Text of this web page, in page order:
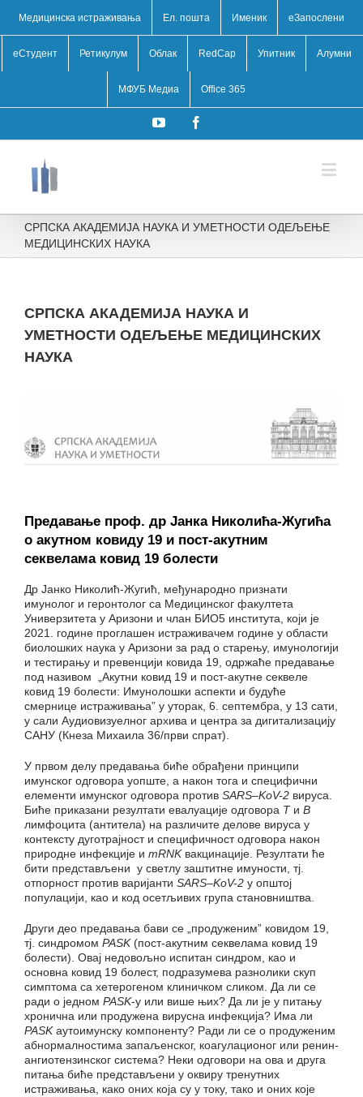
Медицинска истраживања Ел. пошта Именик eЗапослени
еСтудент Ретикулум Облак RedCap Упитник Алумни
МФУБ Медиа Office 365
YouTube
СРПСКА АКАДЕМИЈА НАУКА И УМЕТНОСТИ ОДЕЉЕЊЕ
МЕДИЦИНСКИХ НАУКА
СРПСКА АКАДЕМИЈА НАУКА И
УМЕТНОСТИ ОДЕЉЕЊЕ МЕДИЦИНСКИХ
НАУКА
Предавање проф. др Јанка Николићa-Жугића
o aкутнoм ковиду 19 и пост-акутним
секвелaма ковид 19 болести
Др Јанко Николић-Жугић, међународно признати
имунолог и геронтолог са Медицинског факултета
Универзитета у Аризони и члан БИО5 института, који је
2021. године проглашен истраживачем године у области
биолошких наука у Аризони за рад о старењу, имунологији
и тестирању и превенцији ковида 19, одржаће предавање
под називом „Акутни ковид 19 и пост-акутне секвеле
ковид 19 болести: Имунолошки аспекти и будуће
смернице истраживања” у уторак, 6. септембра, у 13 сати,
у сали Аудиовизуелног архива и центра за дигитализацију
САНУ (Кнеза Михаила 36/први спрат).
У првом делу предавања биће обрађени принципи
имунског одговора уопште, а након тога и специфични
елементи имунског одговора против SARS–KoV-2 вируса.
Биће приказани резултати евалуације одговора Ти B
лимфоцита (антитела) на различите делове вируса у
контексту дуготрајност и специфичност одговора након
природне инфекције и mRNKвакцинације. Резултати ће
бити представљени у светлу заштитне имуности, тј.
отпорност против варијанти SARS–KoV-2 у општој
популацији, као и код осетљивих група становништва.
Други део предавања бави се „продуженим” ковидом 19,
тј. синдромом PASK(пост-акутним секвелама ковид 19
болести). Овај недовољно испитан синдром, као и
основна ковид 19 болест, подразумева разнолики скуп
симптома са хетерогеном клиничком сликом. Да ли се
ради о једном PASK-у или више њих? Да ли је у питању
хронична или продужена вирусна инфекција? Има ли
PASKаутоимунску компоненту? Ради ли се о продуженим
абнормалностима запаљенског, коагулационог или ренин-
ангиотензинског система? Неки одговори на ова и друга
питања биће представљени у оквиру тренутних
истраживања, како оних која су у току, тако и оних које